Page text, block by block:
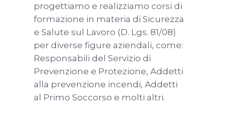
progettiamo e realizziamo corsi di
formazione in materia di Sicurezza
e Salute sul Lavoro (D. Lgs. 81/08)
per diverse figure aziendali, come:
Responsabili del Servizio di
Prevenzione e Protezione, Addetti
alla prevenzione incendi, Addetti
al Primo Soccorso e molti altri.